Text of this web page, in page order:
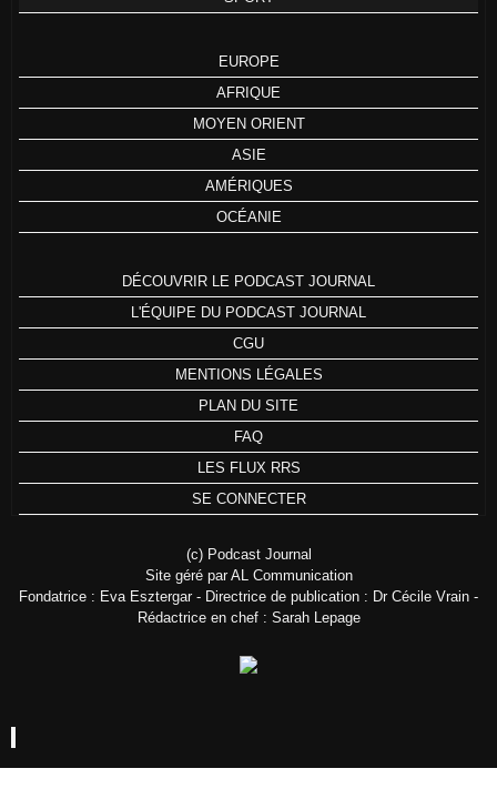
EUROPE
AFRIQUE
MOYEN ORIENT
ASIE
AMÉRIQUES
OCÉANIE
DÉCOUVRIR LE PODCAST JOURNAL
L'ÉQUIPE DU PODCAST JOURNAL
CGU
MENTIONS LÉGALES
PLAN DU SITE
FAQ
LES FLUX RRS
SE CONNECTER
(c) Podcast Journal
Site géré par AL Communication
Fondatrice : Eva Esztergar - Directrice de publication : Dr Cécile Vrain -
Rédactrice en chef : Sarah Lepage